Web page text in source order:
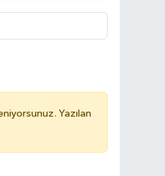
Yazılan